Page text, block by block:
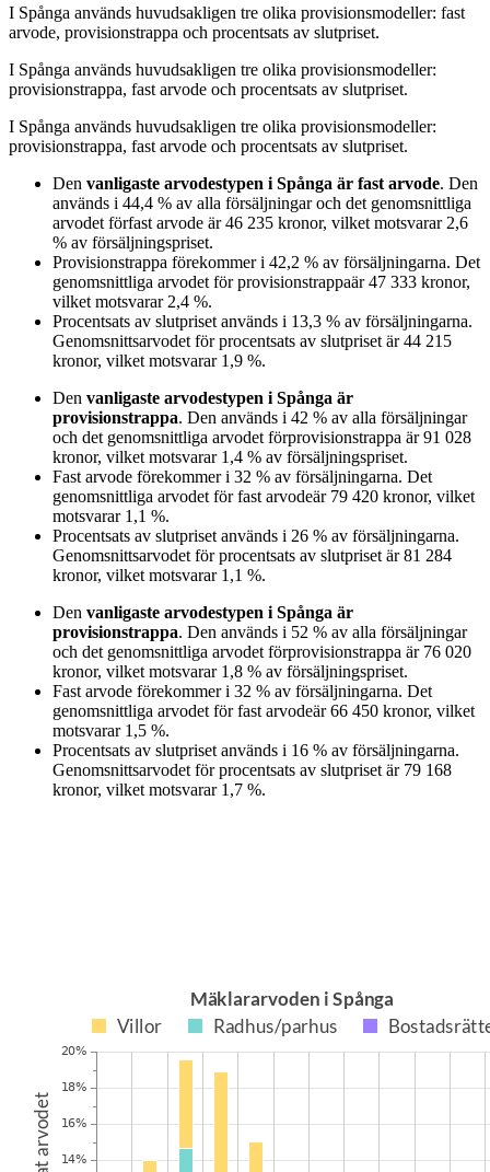
I Spånga används huvudsakligen tre olika provisionsmodeller: fast
arvode, provisionstrappa och procentsats av slutpriset.
I Spånga används huvudsakligen tre olika provisionsmodeller:
provisionstrappa, fast arvode och procentsats av slutpriset.
I Spånga används huvudsakligen tre olika provisionsmodeller:
provisionstrappa, fast arvode och procentsats av slutpriset.
Den vanligaste arvodestypen i Spånga är fast arvode. Den
används i 44,4 % av alla försäljningar och det genomsnittliga
arvodet förfast arvode är 46 235 kronor, vilket motsvarar 2,6
% av försäljningspriset.
Provisionstrappa förekommer i 42,2 % av försäljningarna. Det
genomsnittliga arvodet för provisionstrappaär 47 333 kronor,
vilket motsvarar 2,4 %.
Procentsats av slutpriset används i 13,3 % av försäljningarna.
Genomsnittsarvodet för procentsats av slutpriset är 44 215
kronor, vilket motsvarar 1,9 %.
Den vanligaste arvodestypen i Spånga är
provisionstrappa. Den används i 42 % av alla försäljningar
och det genomsnittliga arvodet förprovisionstrappa är 91 028
kronor, vilket motsvarar 1,4 % av försäljningspriset.
Fast arvode förekommer i 32 % av försäljningarna. Det
genomsnittliga arvodet för fast arvodeär 79 420 kronor, vilket
motsvarar 1,1 %.
Procentsats av slutpriset används i 26 % av försäljningarna.
Genomsnittsarvodet för procentsats av slutpriset är 81 284
kronor, vilket motsvarar 1,1 %.
Den vanligaste arvodestypen i Spånga är
provisionstrappa. Den används i 52 % av alla försäljningar
och det genomsnittliga arvodet förprovisionstrappa är 76 020
kronor, vilket motsvarar 1,8 % av försäljningspriset.
Fast arvode förekommer i 32 % av försäljningarna. Det
genomsnittliga arvodet för fast arvodeär 66 450 kronor, vilket
motsvarar 1,5 %.
Procentsats av slutpriset används i 16 % av försäljningarna.
Genomsnittsarvodet för procentsats av slutpriset är 79 168
kronor, vilket motsvarar 1,7 %.